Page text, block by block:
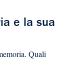
e la sua
Quali